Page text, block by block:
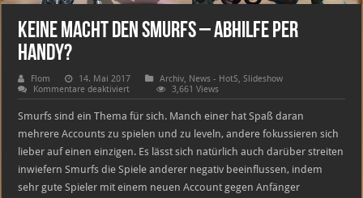
Keine Macht den Smurfs – Abhilfe per
Handy?
Flom 14. Mai 2017 Archiv, News - HotS,Slideshow
Kommentare deaktiviertfür
Keine
Macht
den
Smurfs
Abhilfe
Handy?
3,661 Views
Smurfs sind ein Thema für sich. Manch einer hat Spaß daran
mehrere Accounts zu spielen und zu leveln, andere fokussieren sich
lieber auf einen einzigen. Es lässt sich natürlich auch darüber streiten
inwiefern Smurfs die Spiele anderer negativ beeinflussen, indem
sehr gute Spieler mit einem neuen Account gegen Anfänger